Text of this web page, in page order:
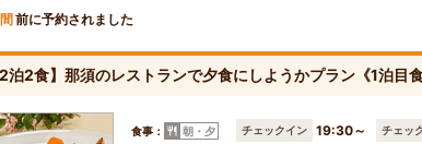
前に予約されました
2食】那須のレストランで夕食にしようかプラン《1泊
食事： 朝・夕 チェックイン 19:30～ チェッ